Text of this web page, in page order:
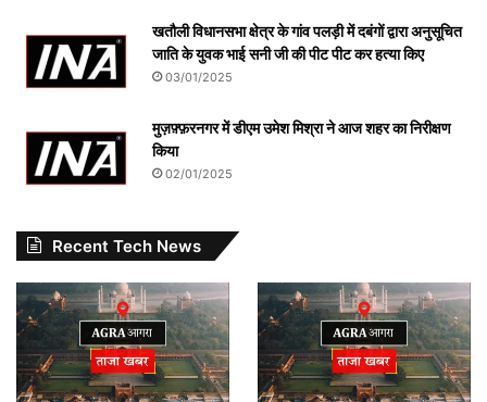
खतौली विधानसभा क्षेत्र के गांव पलड़ी में दबंगों द्वारा अनुसूचित
जाति के युवक भाई सनी जी की पीट पीट कर हत्या किए
03/01/2025
मुज़फ़्फ़रनगर में डीएम उमेश मिश्रा ने आज शहर का निरीक्षण
किया
02/01/2025
Recent Tech News